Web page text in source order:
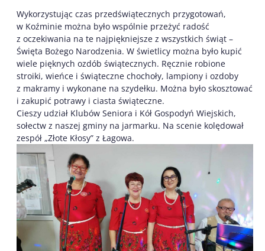
Wykorzystując czas przedświątecznych przygotowań,
w Koźminie można było wspólnie przeżyć radość
z oczekiwania na te najpiękniejsze z wszystkich świąt –
Święta Bożego Narodzenia. W świetlicy można było kupić
wiele pięknych ozdób świątecznych. Ręcznie robione
stroiki, wieńce i świąteczne chochoły, lampiony i ozdoby
z makramy i wykonane na szydełku. Można było skosztować
i zakupić potrawy i ciasta świąteczne.
Cieszy udział Klubów Seniora i Kół Gospodyń Wiejskich,
sołectw z naszej gminy na jarmarku. Na scenie kolędował
zespół „Złote Kłosy” z Łagowa.